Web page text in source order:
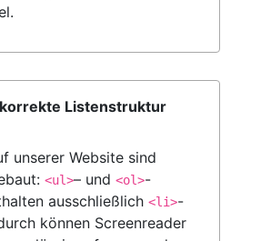
Listenstruktur
unserer Website sind
<ul>– und <ol>-
ausschließlich <li>-
können Screenreader